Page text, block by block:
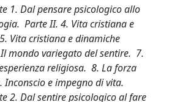
1. Dal pensare psicologico allo
Parte II. 4. Vita cristiana e
Vita cristiana e dinamiche
mondo variegato del sentire. 7.
religiosa. 8. La forza
Inconscio e impegno di vita.
2. Dal sentire psicologico al fare